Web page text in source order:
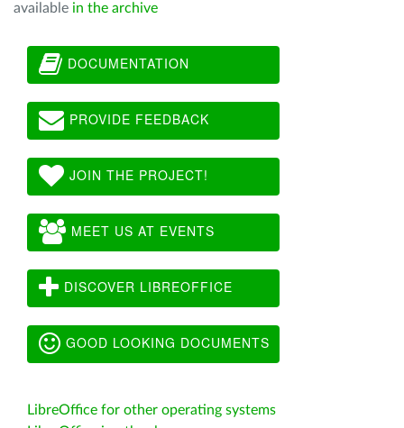
available in the archive
DOCUMENTATION
PROVIDE FEEDBACK
JOIN THE PROJECT!
MEET US AT EVENTS
DISCOVER LIBREOFFICE
GOOD LOOKING DOCUMENTS
LibreOffice for other operating systems